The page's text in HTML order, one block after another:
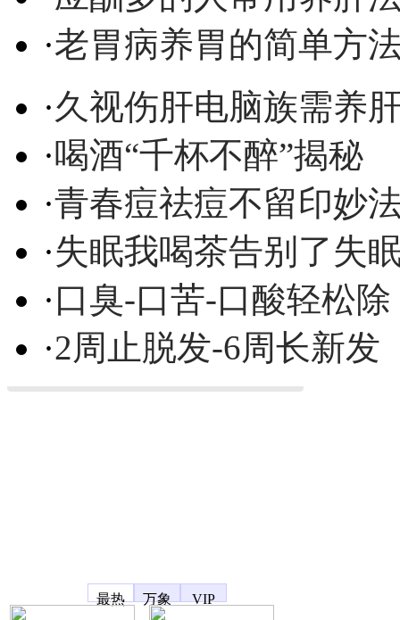
·老胃病养胃的简单方
·久视伤肝电脑族需养
·喝酒“千杯不醉”揭秘
·青春痘祛痘不留印妙
·失眠我喝茶告别了失
·口臭-口苦-口酸轻松除
·2周止脱发-6周长新发
最热
万象 VIP